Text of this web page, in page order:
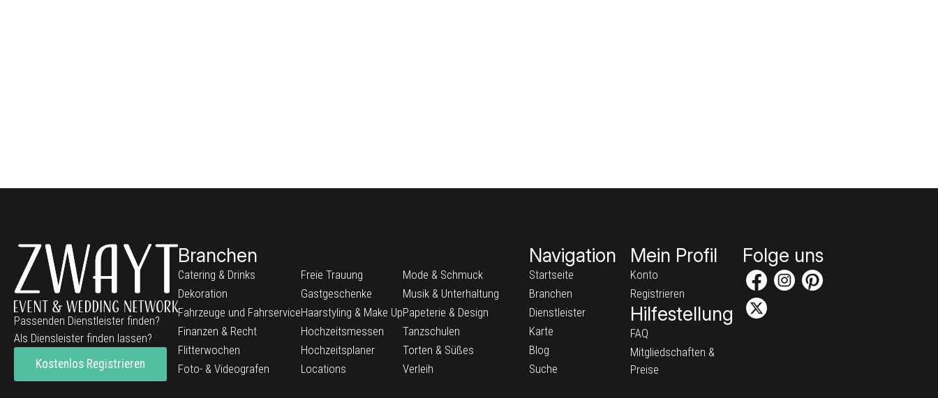
Passenden Dienstleister finden?
Als Diensleister finden lassen?
Kostenlos Registrieren
Branchen
Catering & Drinks
Dekoration
Fahrzeuge und Fahrservice
Finanzen & Recht
Flitterwochen
Foto- & Videografen
Freie Trauung
Gastgeschenke
Haarstyling & Make Up
Hochzeitsmessen
Hochzeitsplaner
Locations
Mode & Schmuck
Musik & Unterhaltung
Papeterie & Design
Tanzschulen
Torten & Süßes
Verleih
Navigation
Startseite
Branchen
Dienstleister
Karte
Blog
Suche
Mein Profil
Konto
Registrieren
Hilfestellung
FAQ
Mitgliedschaften &
Preise
Folge uns